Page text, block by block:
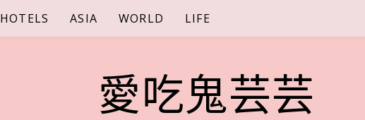
HOTELS ASIA WORLD LIFE
愛吃鬼芸芸